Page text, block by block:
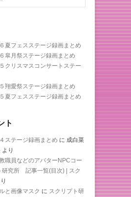
夏フェスステージ録画まとめ
皐月祭ステージ録画まとめ
クリスマスコンサートステー
翔愛祭ステージ録画まとめ
夏フェスステージ録画まとめ
ト
ステージ録画まとめ に 成白菜
より
職員などのアバターNPCコー
研究所 記事一覧(目次) | スク
と画像マスク に スクリプト研